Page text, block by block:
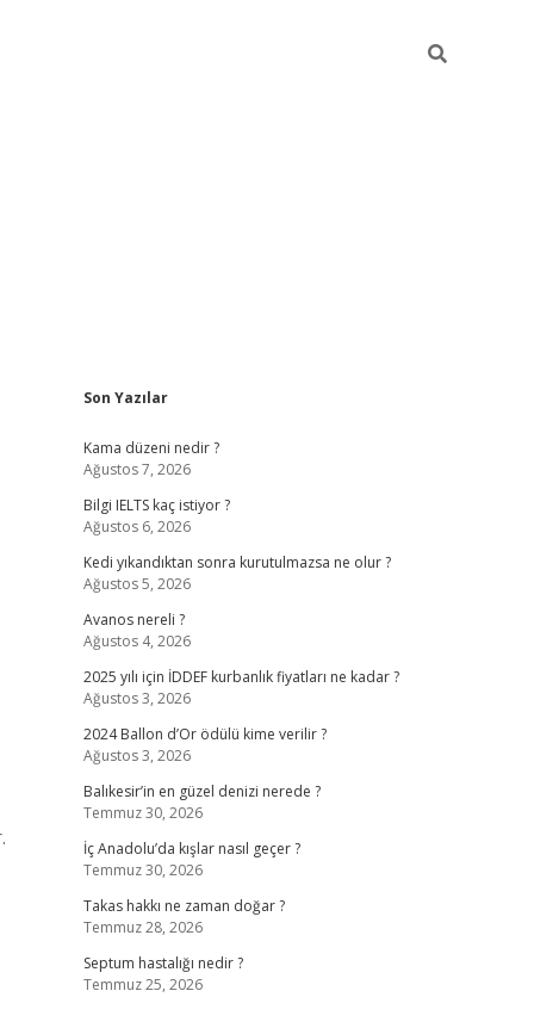
Sidebar
Son Yazılar
Kama düzeni nedir ?
Ağustos 7, 2026
Bilgi IELTS kaç istiyor ?
Ağustos 6, 2026
Kedi yıkandıktan sonra kurutulmazsa ne olur ?
Ağustos 5, 2026
Avanos nereli ?
Ağustos 4, 2026
2025 yılı için İDDEF kurbanlık fiyatları ne kadar ?
Ağustos 3, 2026
2024 Ballon d’Or ödülü kime verilir ?
Ağustos 3, 2026
Balıkesir’in en güzel denizi nerede ?
Temmuz 30, 2026
İç Anadolu’da kışlar nasıl geçer ?
Temmuz 30, 2026
Takas hakkı ne zaman doğar ?
Temmuz 28, 2026
Septum hastalığı nedir ?
Temmuz 25, 2026
betciBetexper giriş adresi